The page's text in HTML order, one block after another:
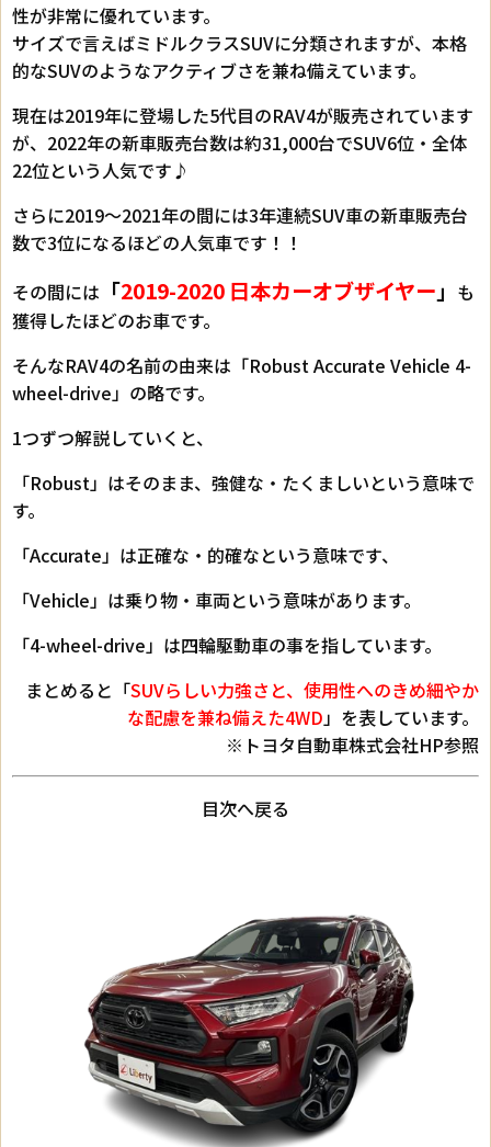
性が非常に優れています。
サイズで言えばミドルクラスSUVに分類されますが、本格
的なSUVのようなアクティブさを兼ね備えています。
現在は2019年に登場した5代目のRAV4が販売されています
が、2022年の新車販売台数は約31,000台でSUV6位・全体
22位という人気です♪
さらに2019～2021年の間には3年連続SUV車の新車販売台
数で3位になるほどの人気車です！！
その間には 「2019-2020 日本カーオブザイヤー」 も
獲得したほどのお車です。
そんなRAV4の名前の由来は「Robust Accurate Vehicle 4-
wheel-drive」の略です。
1つずつ解説していくと、
「Robust」はそのまま、強健な・たくましいという意味で
す。
「Accurate」は正確な・的確なという意味です、
「Vehicle」は乗り物・車両という意味があります。
「4-wheel-drive」は四輪駆動車の事を指しています。
まとめると「SUVらしい力強さと、使用性へのきめ細やか
な配慮を兼ね備えた4WD」を表しています。
※トヨタ自動車株式会社HP参照
目次へ戻る